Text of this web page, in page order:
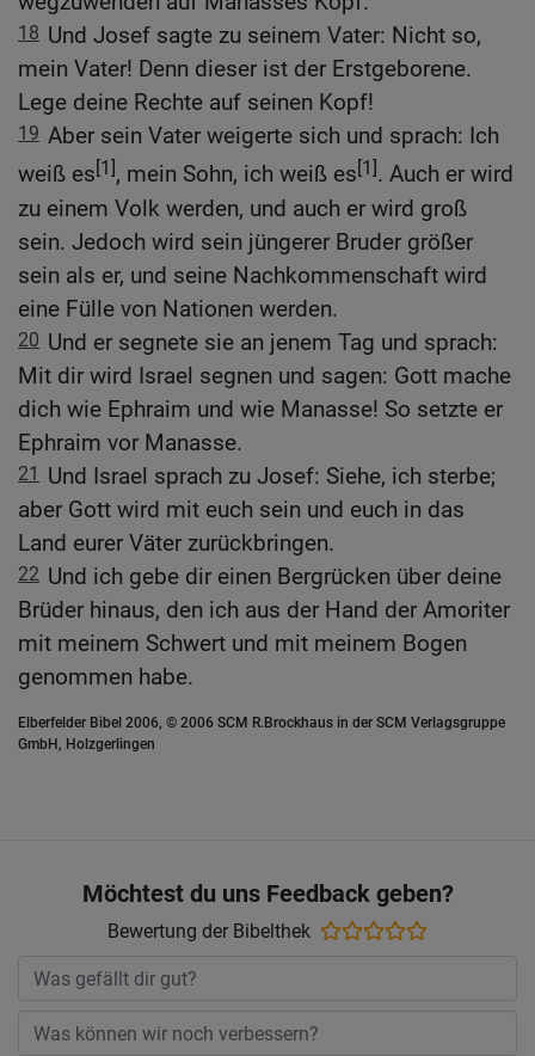
18 Und Josef sagte zu seinem Vater: Nicht so,
mein Vater! Denn dieser ist der Erstgeborene.
Lege deine Rechte auf seinen Kopf!
19 Aber sein Vater weigerte sich und sprach: Ich
weiß es[1], mein Sohn, ich weiß es[1]. Auch er wird
zu einem Volk werden, und auch er wird groß
sein. Jedoch wird sein jüngerer Bruder größer
sein als er, und seine Nachkommenschaft wird
eine Fülle von Nationen werden.
20 Und er segnete sie an jenem Tag und sprach:
Mit dir wird Israel segnen und sagen: Gott mache
dich wie Ephraim und wie Manasse! So setzte er
Ephraim vor Manasse.
21 Und Israel sprach zu Josef: Siehe, ich sterbe;
aber Gott wird mit euch sein und euch in das
Land eurer Väter zurückbringen.
22 Und ich gebe dir einen Bergrücken über deine
Brüder hinaus, den ich aus der Hand der Amoriter
mit meinem Schwert und mit meinem Bogen
genommen habe.
Elberfelder Bibel 2006, © 2006 SCM R.Brockhaus in der SCM Verlagsgruppe
GmbH, Holzgerlingen
Möchtest du uns Feedback geben?
Bewertung der Bibelthek